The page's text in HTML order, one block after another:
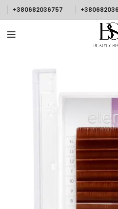
+380682036757